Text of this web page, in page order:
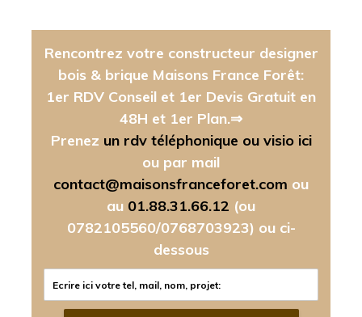
Rencontrez votre constructeur designer
bois & brique Maisons France Forêt:
1er RDV Conseil et 1er Devis Gratuit en
48H et 1er Plan.⇒
Prenez un rdv téléphonique ou visio ici
ou par mail
contact@maisonsfranceforet.com ou
au 01.88.31.66.12 (ou
0782105560/0768703923) ou ci-
dessous